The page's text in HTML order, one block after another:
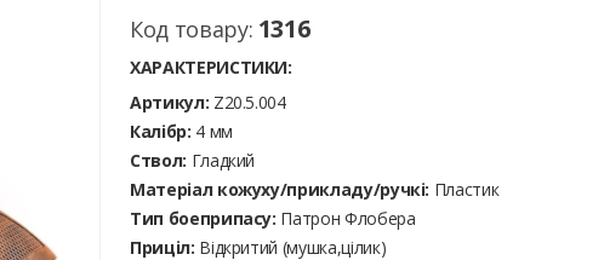
Код товару: 1316
ХАРАКТЕРИСТИКИ:
Артикул: Z20.5.004
Калібр: 4 мм
Ствол: Гладкий
Матеріал кожуху/прикладу/ручкі: Пластик
Тип боеприпасу: Патрон Флобера
Приціл: Відкритий (мушка,цілик)